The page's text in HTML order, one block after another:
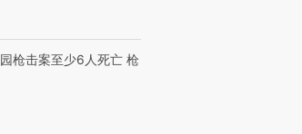
枪击案至少6人死亡 枪